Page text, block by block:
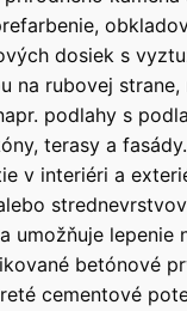
dosiek s
na rubovej
podlahy s
terasy a
v interiéri a
umožňuje lepenie
betónové
cementové